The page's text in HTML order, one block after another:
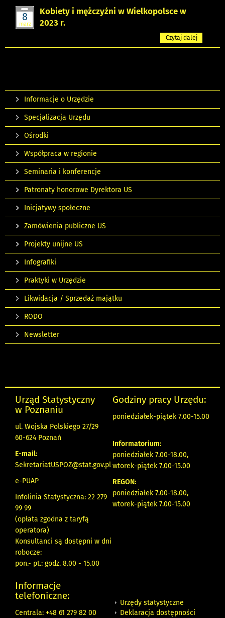
8
marz
Kobiety i mężczyźni w Wielkopolsce w
2023 r.
Czytaj dalej
Informacje o Urzędzie
Specjalizacja Urzędu
Ośrodki
Współpraca w regionie
Seminaria i konferencje
Patronaty honorowe Dyrektora US
Inicjatywy społeczne
Zamówienia publiczne US
Projekty unijne US
Infografiki
Praktyki w Urzędzie
Likwidacja / Sprzedaż majątku
RODO
Newsletter
Urząd Statystyczny
w Poznaniu
ul. Wojska Polskiego 27/29
60-624 Poznań
E-mail:
SekretariatUSPOZ@stat.gov.pl
e-PUAP
Infolinia Statystyczna: 22 279
99 99
(opłata zgodna z taryfą
operatora)
Konsultanci są dostępni w dni
robocze:
pon.- pt.: godz. 8.00 - 15.00
Godziny pracy Urzędu:
poniedziałek-piątek 7.00-15.00
Informatorium:
poniedziałek 7.00-18.00,
wtorek-piątek 7.00-15.00
REGON:
poniedziałek 7.00-18.00,
wtorek-piątek 7.00-15.00
Informacje
telefoniczne:
Centrala: +48 61 279 82 00
Urzędy statystyczne
Deklaracja dostępności